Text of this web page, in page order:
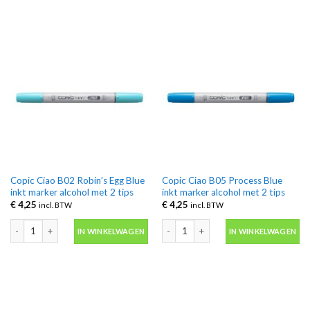
Copic Ciao B02 Robin’s Egg Blue
inkt marker alcohol met 2 tips
€4,25 incl. BTW
Copic Ciao B02 Robin's Egg Blue inkt marker alcohol met 2 tips aantal
IN WINKELWAGEN
Copic Ciao B05 Process Blue
inkt marker alcohol met 2 tips
€4,25 incl. BTW
Copic Ciao B05 Process Blue inkt
IN WINKELWAGEN